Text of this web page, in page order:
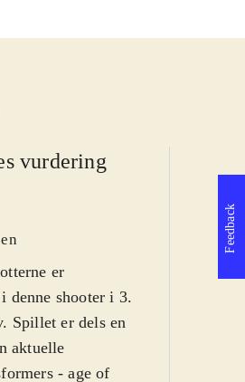
vurdering
er
denne shooter i 3.
Spillet er dels en
aktuelle
- age of
Feedback